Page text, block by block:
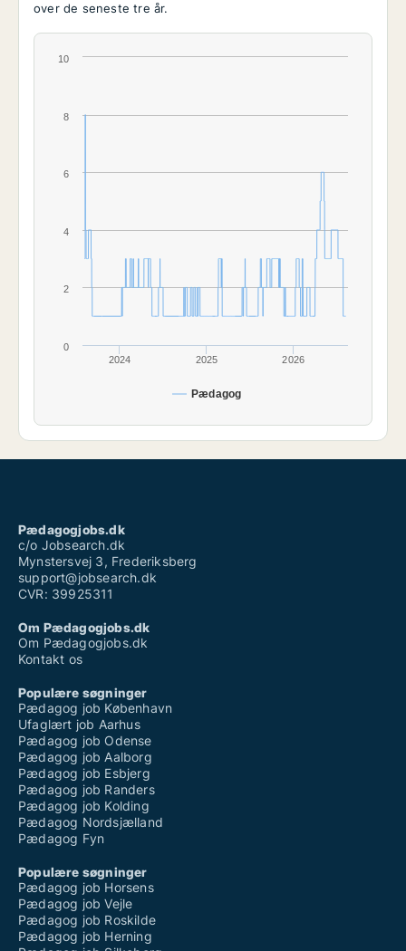
over de seneste tre år.
Pædagog
2024 2025 2026
0
2
4
6
8
10
Pædagogjobs.dk
c/o Jobsearch.dk
Mynstersvej 3, Frederiksberg
support@jobsearch.dk
CVR: 39925311
Om Pædagogjobs.dk
Om Pædagogjobs.dk
Kontakt os
Populære søgninger
Pædagog job København
Ufaglært job Aarhus
Pædagog job Odense
Pædagog job Aalborg
Pædagog job Esbjerg
Pædagog job Randers
Pædagog job Kolding
Pædagog Nordsjælland
Pædagog Fyn
Populære søgninger
Pædagog job Horsens
Pædagog job Vejle
Pædagog job Roskilde
Pædagog job Herning